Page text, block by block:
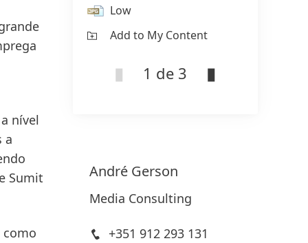
nível
a
Sumit
como
Low
Add to My Content
1 de 3
André Gerson
Media Consulting
+351 912 293 131